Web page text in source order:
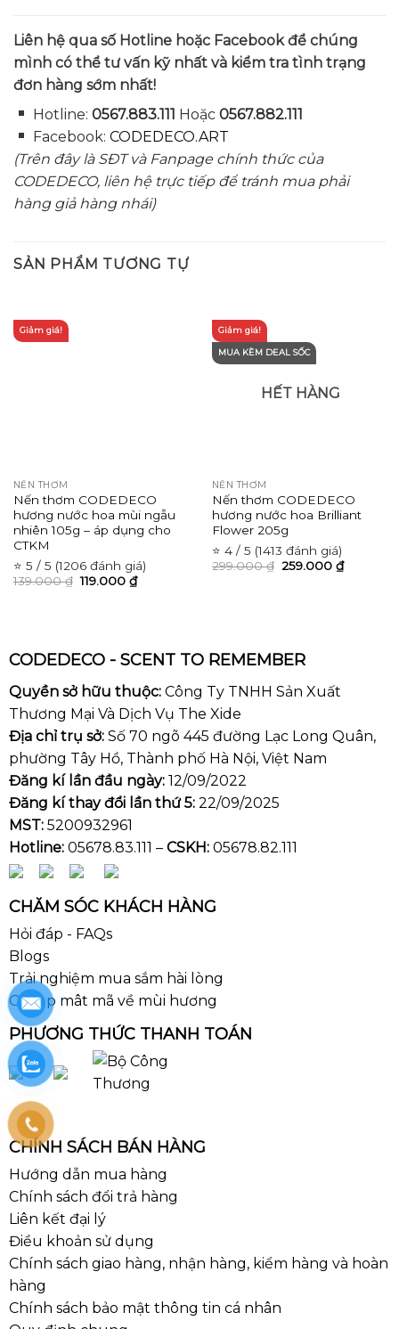
Liên hệ qua số Hotline hoặc Facebook để chúng
mình có thể tư vấn kỹ nhất và kiểm tra tình trạng
đơn hàng sớm nhất!
Hotline:0567.883.111 Hoặc 0567.882.111
Facebook: CODEDECO.ART
(Trên đây là SĐT và Fanpage chính thức của
CODEDECO, liên hệ trực tiếp để tránh mua phải
hàng giả hàng nhái)
SẢN PHẨM TƯƠNG TỰ
Giảm giá!
NẾN THƠM
Nến thơm CODEDECO
hương nước hoa mùi ngẫu
nhiên 105g – áp dụng cho
CTKM
⭐ 5 / 5 (1206 đánh giá)
139.000₫ 119.000 ₫
Giảm giá!
MUA KÈM DEAL SỐC
HẾT HÀNG
NẾN THƠM
Nến thơm CODEDECO
hương nước hoa Brilliant
Flower 205g
⭐ 4 / 5 (1413 đánh giá)
299.000₫ 259.000 ₫
CODEDECO - SCENT TO REMEMBER
Quyền sở hữu thuộc:Công Ty TNHH Sản Xuất
Thương Mại Và Dịch Vụ The Xide
Địa chỉ trụ sở:Số 70 ngõ 445 đường Lạc Long Quân,
phường Tây Hồ, Thành phố Hà Nội, Việt Nam
Đăng kí lần đầu ngày:12/09/2022
Đăng kí thay đổi lần thứ 5:22/09/2025
MST:5200932961
Hotline:05678.83.111 – CSKH:05678.82.111
CHĂM SÓC KHÁCH HÀNG
Hỏi đáp - FAQs
Blogs
Trải nghiệm mua sắm hài lòng
Group mât mã về mùi hương
PHƯƠNG THỨC THANH TOÁN
CHÍNH SÁCH BÁN HÀNG
Hướng dẫn mua hàng
Chính sách đổi trả hàng
Liên kết đại lý
Điều khoản sử dụng
Chính sách giao hàng, nhận hàng, kiểm hàng và hoàn
hàng
Chính sách bảo mật thông tin cá nhân